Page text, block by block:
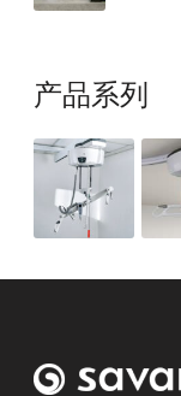
产品系列